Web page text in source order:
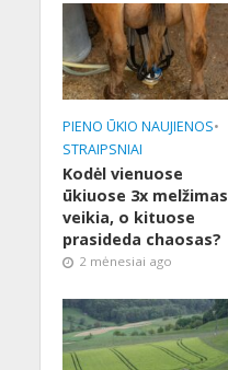
PIENO ŪKIO NAUJIENOS•
STRAIPSNIAI
Kodėl vienuose
ūkiuose 3x melžimas
veikia, o kituose
prasideda chaosas?
2 mėnesiai ago